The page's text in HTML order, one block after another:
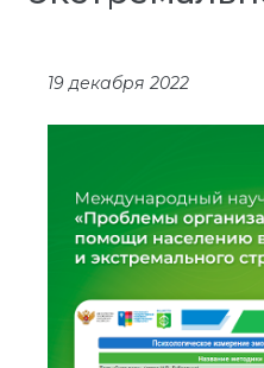
19 декабря 2022